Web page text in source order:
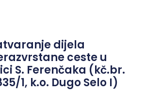
dijela
ceste u
S. Ferenčaka (kč.br.
1, k.o. Dugo Selo I)